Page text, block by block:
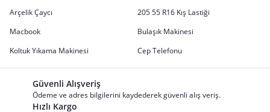
Arçelik Çaycı
205 55 R16 Kış Lastiği
Macbook
Bulaşık Makinesi
Koltuk Yıkama Makinesi
Cep Telefonu
Güvenli Alışveriş
Ödeme ve adres bilgilerini kaydederek güvenli alış veriş.
Hızlı Kargo